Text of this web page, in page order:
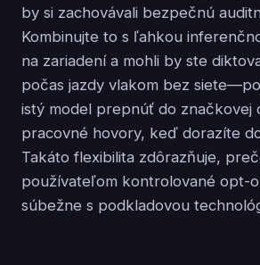
by si zachovávali bezpečnú
Kombinujte to s ľahkou
na zariadení a mohli by ste
počas jazdy vlakom bez
istý model prepnúť do značkovej
pracovné hovory, keď dorazíte
Takáto flexibilita zdôrazňuje,
používateľom kontrolované opt-
súbežne s podkladovou